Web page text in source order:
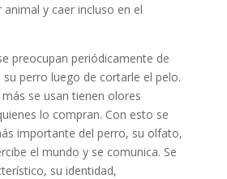
y caer incluso en el
preocupan periódicamente de
perro luego de cortarle el pelo.
se usan tienen olores
lo compran. Con esto se
importante del perro, su olfato,
el mundo y se comunica. Se
su identidad,